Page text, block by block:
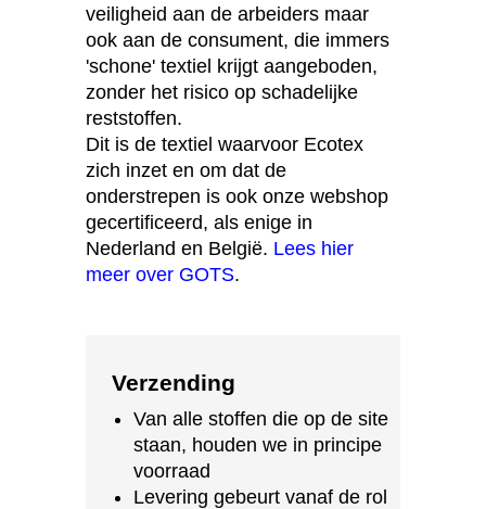
veiligheid aan de arbeiders maar
ook aan de consument, die immers
'schone' textiel krijgt aangeboden,
zonder het risico op schadelijke
reststoffen.
Dit is de textiel waarvoor Ecotex
zich inzet en om dat de
onderstrepen is ook onze webshop
gecertificeerd, als enige in
Nederland en België. Lees hier
meer over GOTS.
Verzending
Van alle stoffen die op de site
staan, houden we in principe
voorraad
Levering gebeurt vanaf de rol